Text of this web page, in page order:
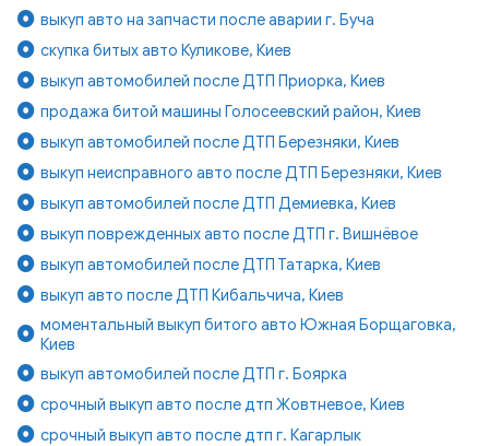
выкуп авто на запчасти после аварии г. Буча
скупка битых авто Куликове, Киев
выкуп автомобилей после ДТП Приорка, Киев
продажа битой машины Голосеевский район, Киев
выкуп автомобилей после ДТП Березняки, Киев
выкуп неисправного авто после ДТП Березняки, Киев
выкуп автомобилей после ДТП Демиевка, Киев
выкуп поврежденных авто после ДТП г. Вишнёвое
выкуп автомобилей после ДТП Татарка, Киев
выкуп авто после ДТП Кибальчича, Киев
моментальный выкуп битого авто Южная Борщаговка,
Киев
выкуп автомобилей после ДТП г. Боярка
срочный выкуп авто после дтп Жовтневое, Киев
срочный выкуп авто после дтп г. Кагарлык